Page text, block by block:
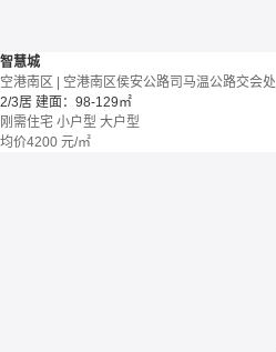
智慧城
空港南区 | 空港南区侯安公路司马温公路交会处
2/3居 建面：98-129㎡
刚需住宅 小户型 大户型
均价4200 元/㎡